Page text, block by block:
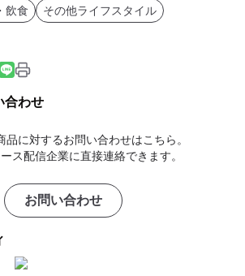
飲食
その他ライフスタイル
合わせ
品に対するお問い合わせはこちら。
ス配信企業に直接連絡できます。
お問い合わせ